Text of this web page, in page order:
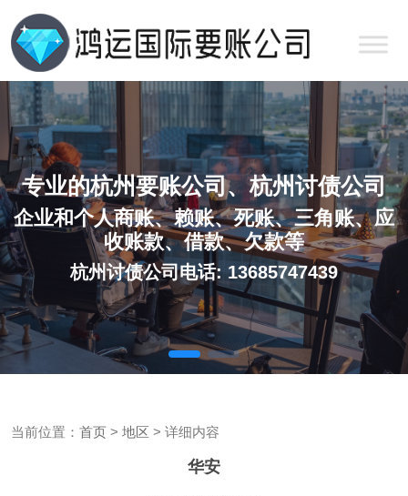
专业的杭州要账公司、杭州讨债公司
企业和个人商账、赖账、死账、三角账、应
收账款、借款、欠款等
杭州讨债公司电话: 13685747439
当前位置： 首页 > 地区 > 详细内容
华安